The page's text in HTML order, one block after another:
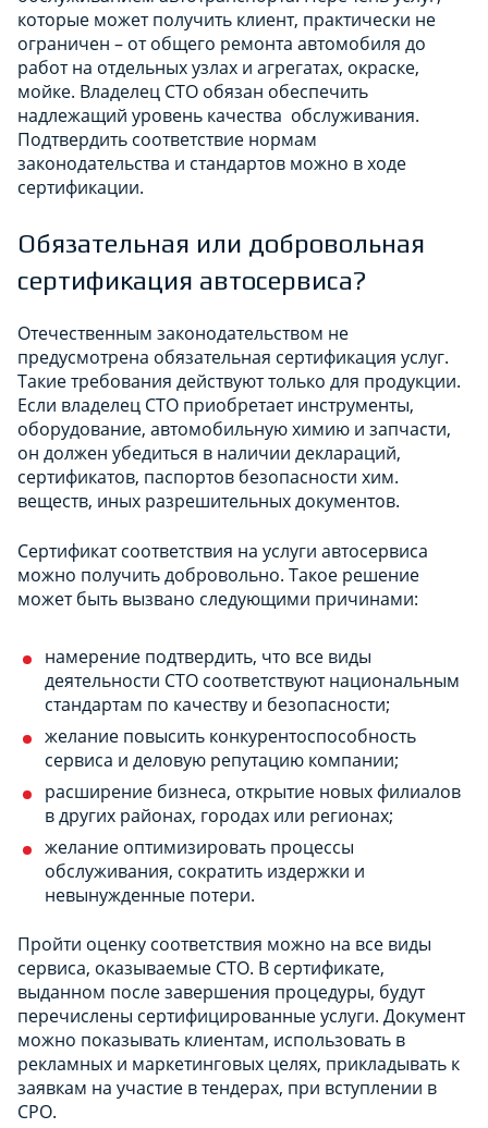
которые может получить клиент, практически не
ограничен – от общего ремонта автомобиля до
работ на отдельных узлах и агрегатах, окраске,
мойке. Владелец СТО обязан обеспечить
надлежащий уровень качества обслуживания.
Подтвердить соответствие нормам
законодательства и стандартов можно в ходе
сертификации.
Обязательная или добровольная
сертификация автосервиса?
Отечественным законодательством не
предусмотрена обязательная сертификация услуг.
Такие требования действуют только для продукции.
Если владелец СТО приобретает инструменты,
оборудование, автомобильную химию и запчасти,
он должен убедиться в наличии деклараций,
сертификатов, паспортов безопасности хим.
веществ, иных разрешительных документов.
Сертификат соответствия на услуги автосервиса
можно получить добровольно. Такое решение
может быть вызвано следующими причинами:
намерение подтвердить, что все виды
деятельности СТО соответствуют национальным
стандартам по качеству и безопасности;
желание повысить конкурентоспособность
сервиса и деловую репутацию компании;
расширение бизнеса, открытие новых филиалов
в других районах, городах или регионах;
желание оптимизировать процессы
обслуживания, сократить издержки и
невынужденные потери.
Пройти оценку соответствия можно на все виды
сервиса, оказываемые СТО. В сертификате,
выданном после завершения процедуры, будут
перечислены сертифицированные услуги. Документ
можно показывать клиентам, использовать в
рекламных и маркетинговых целях, прикладывать к
заявкам на участие в тендерах, при вступлении в
СРО.